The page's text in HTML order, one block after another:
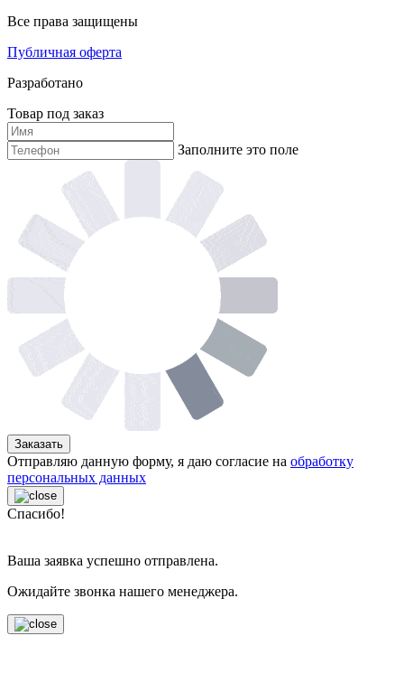
Все права защищены
Публичная оферта
Разработано
Товар под заказ
Заполните это поле
Заказать
Отправляю данную форму, я даю согласие на обработку
персональных данных
Спасибо!
Ваша заявка успешно отправлена.
Ожидайте звонка нашего менеджера.